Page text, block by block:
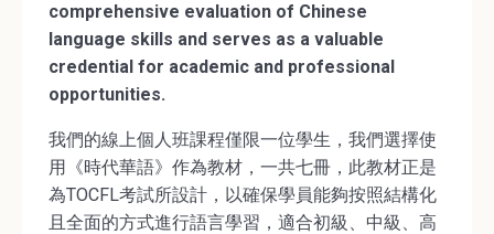
comprehensive evaluation of Chinese
language skills and serves as a valuable
credential for academic and professional
opportunities.
我們的線上個人班課程僅限一位學生，我們選擇使
用《時代華語》作為教材，一共七冊，此教材正是
為TOCFL考試所設計，以確保學員能夠按照結構化
且全面的方式進行語言學習，適合初級、中級、高